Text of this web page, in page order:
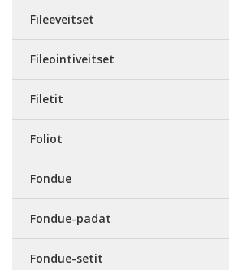
Fileeveitset
Fileointiveitset
Filetit
Foliot
Fondue
Fondue-padat
Fondue-setit